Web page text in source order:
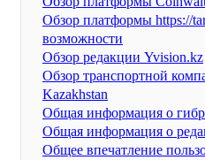
Обзор платформы https://
возможности
Обзор редакции Yvision.kz
Обзор транспортной
Kazakhstan
Общая информация о
Общая информация о
Общее впечатление